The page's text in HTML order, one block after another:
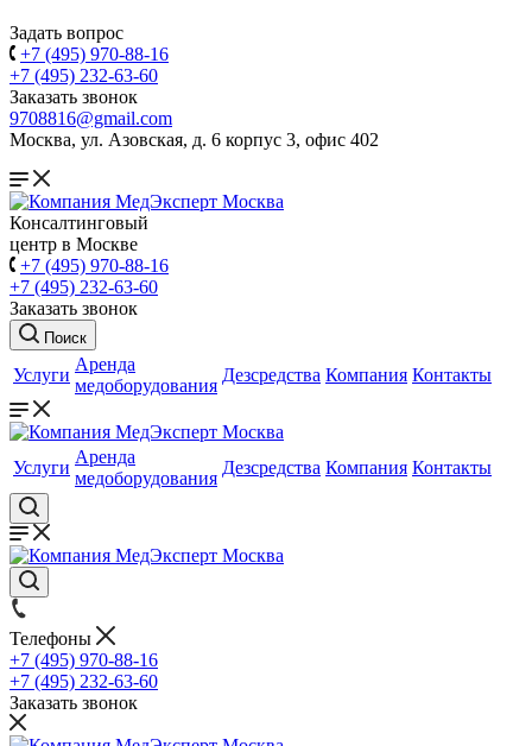
Задать вопрос
+7 (495) 970-88-16
+7 (495) 232-63-60
Заказать звонок
9708816@gmail.com
Москва, ул. Азовская, д. 6 корпус 3, офис 402
Консалтинговый
центр в Москве
+7 (495) 970-88-16
+7 (495) 232-63-60
Заказать звонок
Поиск
Услуги
Аренда
медоборудования
Дезсредства Компания Контакты
Услуги
Аренда
медоборудования
Дезсредства Компания Контакты
Телефоны
+7 (495) 970-88-16
+7 (495) 232-63-60
Заказать звонок